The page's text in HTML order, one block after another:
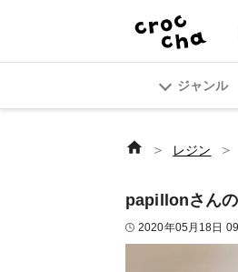
ジャンル
＞ レジン ＞
papillonさん
2020年05月18日